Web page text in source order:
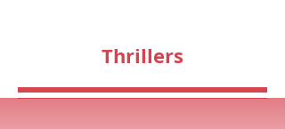
Thrillers